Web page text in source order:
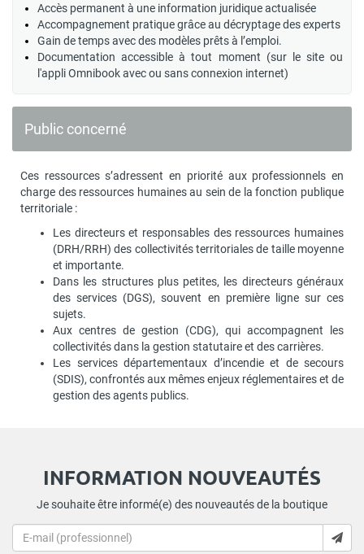
Accès permanent à une information juridique actualisée
Accompagnement pratique grâce au décryptage des experts
Gain de temps avec des modèles prêts à l’emploi.
Documentation accessible à tout moment (sur le site ou
l'appli Omnibook avec ou sans connexion internet)
Public concerné
Ces ressources s’adressent en priorité aux professionnels en
charge des ressources humaines au sein de la fonction publique
territoriale :
Les directeurs et responsables des ressources humaines
(DRH/RRH) des collectivités territoriales de taille moyenne
et importante.
Dans les structures plus petites, les directeurs généraux
des services (DGS), souvent en première ligne sur ces
sujets.
Aux centres de gestion (CDG), qui accompagnent les
collectivités dans la gestion statutaire et des carrières.
Les services départementaux d’incendie et de secours
(SDIS), confrontés aux mêmes enjeux réglementaires et de
gestion des agents publics.
INFORMATION NOUVEAUTÉS
Je souhaite être informé(e) des nouveautés de la boutique